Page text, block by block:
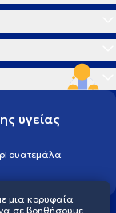
υγείας
Γουατεμάλα
μια κορυφαία
σε βοηθήσουμε